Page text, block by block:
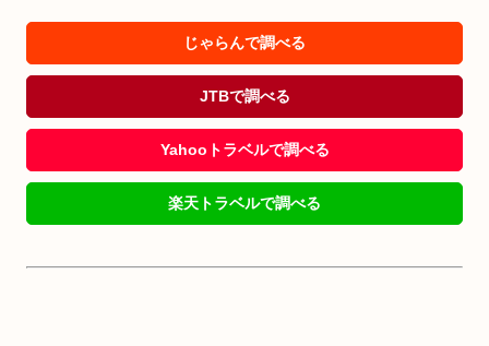
じゃらんで調べる
JTBで調べる
Yahooトラベルで調べる
楽天トラベルで調べる